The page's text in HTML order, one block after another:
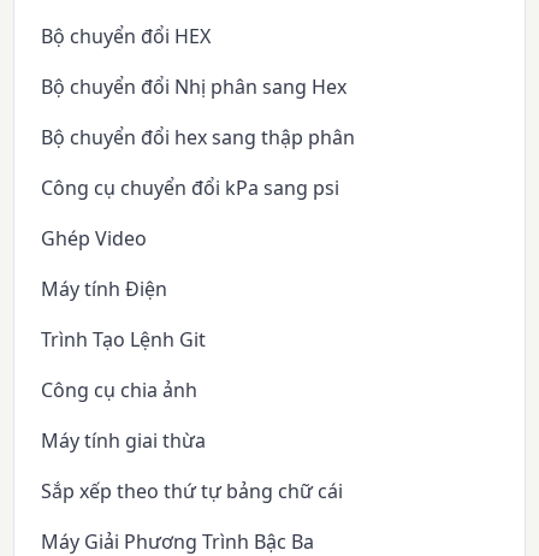
Bộ chuyển đổi HEX
Bộ chuyển đổi Nhị phân sang Hex
Bộ chuyển đổi hex sang thập phân
Công cụ chuyển đổi kPa sang psi
Ghép Video
Máy tính Điện
Trình Tạo Lệnh Git
Công cụ chia ảnh
Máy tính giai thừa
Sắp xếp theo thứ tự bảng chữ cái
Máy Giải Phương Trình Bậc Ba